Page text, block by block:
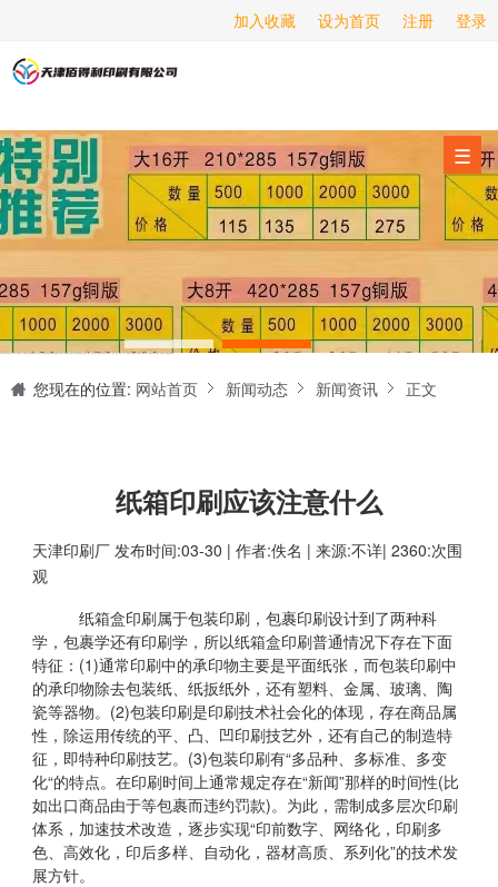
登录
注册
设为首页
加入收藏
☰
海报印刷
服务项目
经营范围
设备展示
新闻动态
关于我们
联系我们
您现在的位置: 网站首页 新闻动态 新闻资讯 正文
纸箱印刷应该注意什么
天津印刷厂 发布时间:03-30 | 作者:佚名 | 来源:不详| 2360:次围
观
纸箱盒印刷属于包装印刷，包裹印刷设计到了两种科
学，包裹学还有印刷学，所以纸箱盒印刷普通情况下存在下面
特征：(1)通常印刷中的承印物主要是平面纸张，而包装印刷中
的承印物除去包装纸、纸扳纸外，还有塑料、金属、玻璃、陶
瓷等器物。(2)包装印刷是印刷技术社会化的体现，存在商品属
性，除运用传统的平、凸、凹印刷技艺外，还有自己的制造特
征，即特种印刷技艺。(3)包装印刷有“多品种、多标准、多变
化“的特点。在印刷时间上通常规定存在“新闻”那样的时间性(比
如出口商品由于等包裹而违约罚款)。为此，需制成多层次印刷
体系，加速技术改造，逐步实现“印前数字、网络化，印刷多
色、高效化，印后多样、自动化，器材高质、系列化”的技术发
展方针。